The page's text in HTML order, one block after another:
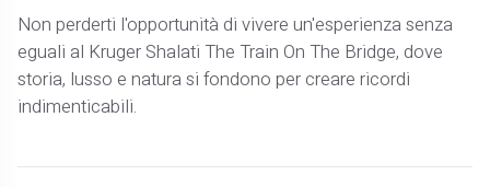
Non perderti l'opportunità di vivere un'esperienza senza
eguali al Kruger Shalati The Train On The Bridge, dove
storia, lusso e natura si fondono per creare ricordi
indimenticabili.